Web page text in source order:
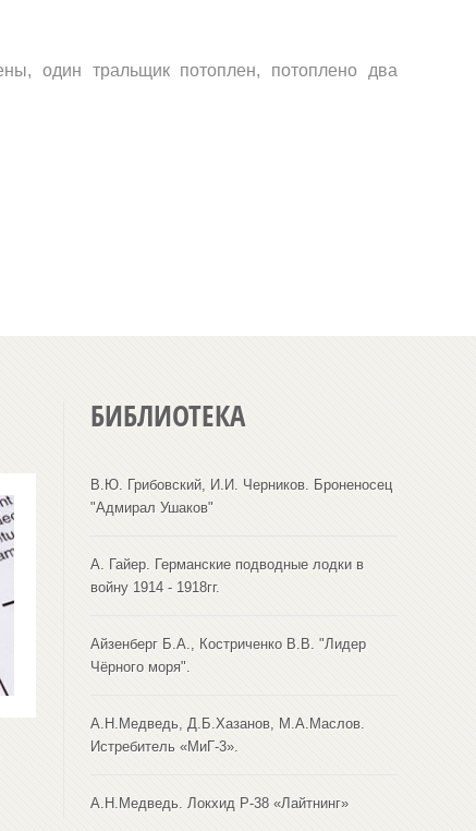
один тральщик потоплен, потоплено два
БИБЛИОТЕКА
В.Ю. Грибовский, И.И. Черников. Броненосец
"Адмирал Ушаков"
А. Гайер. Германские подводные лодки в
войну 1914 - 1918гг.
Айзенберг Б.А., Костриченко В.В. "Лидер
Чёрного моря".
А.Н.Медведь, Д.Б.Хазанов, М.А.Маслов.
Истребитель «МиГ-3».
А.Н.Медведь. Локхид Р-38 «Лайтнинг»